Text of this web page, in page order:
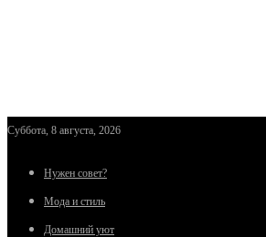
Суббота, 8 августа, 2026
Нужен совет?
Мода и стиль
Домашний уют